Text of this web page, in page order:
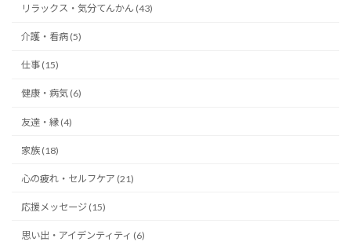
リラックス・気分てんかん (43)
介護・看病 (5)
仕事 (15)
健康・病気 (6)
友達・縁 (4)
家族 (18)
心の疲れ・セルフケア (21)
応援メッセージ (15)
思い出・アイデンティティ (6)